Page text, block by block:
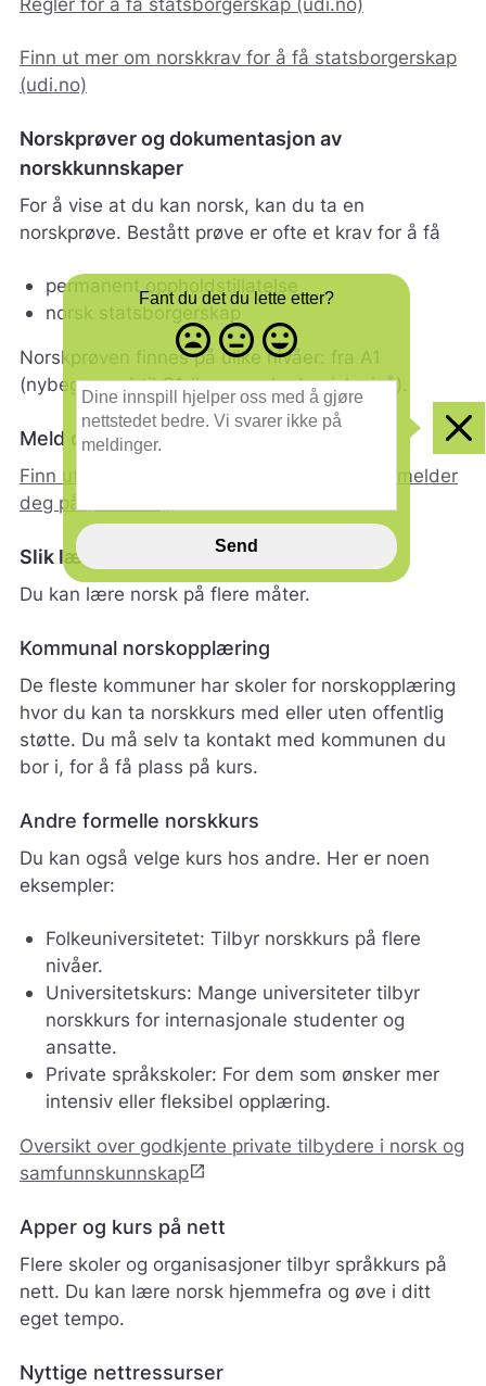
Finn ut mer om norskkrav for å få statsborgerskap
(udi.no)
Norskprøver og dokumentasjon av
norskkunnskaper
For å vise at du kan norsk, kan du ta en
norskprøve. Bestått prøve er ofte et krav for å få
permanent oppholdstillatelse
norsk statsborgerskap
Norskprøven finnes på ulike nivåer: fra A1
(nybegynner) til C1 (høyere akademisk nivå).
Meld deg på - norskprøver
Finn ut mer om norskprøver og hvordan du melder
deg på (hkdir.no)
Slik lærer du norsk
Du kan lære norsk på flere måter.
Kommunal norskopplæring
De fleste kommuner har skoler for norskopplæring
hvor du kan ta norskkurs med eller uten offentlig
støtte. Du må selv ta kontakt med kommunen du
bor i, for å få plass på kurs.
Andre formelle norskkurs
Du kan også velge kurs hos andre. Her er noen
eksempler:
Folkeuniversitetet: Tilbyr norskkurs på flere
nivåer.
Universitetskurs: Mange universiteter tilbyr
norskkurs for internasjonale studenter og
ansatte.
Private språkskoler: For dem som ønsker mer
intensiv eller fleksibel opplæring.
Oversikt over godkjente private tilbydere i norsk og
samfunnskunnskapopen_in_new
Apper og kurs på nett
Flere skoler og organisasjoner tilbyr språkkurs på
nett. Du kan lære norsk hjemmefra og øve i ditt
eget tempo.
Nyttige nettressurser
Fant du det du lette etter?
Misfornøyd
- trist
smilefjes
Nøytral
-
nøytralt
smilefjes
-
glad
smilefjes
D
n
e
i
n
s
p
i
l
h
e
l
p
r
s
m
e
g
j
ø
r
n
e
t
s
t
e
b
e
d
Send